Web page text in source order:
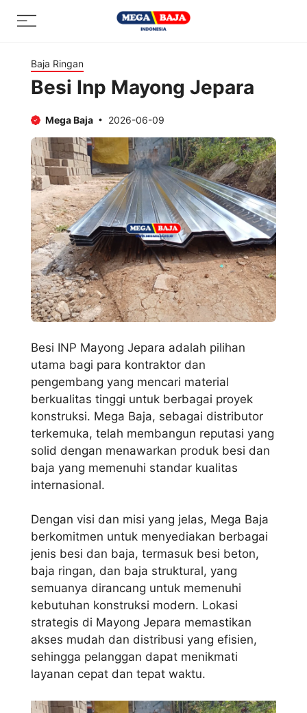
Menu
Baja Ringan
Besi Inp Mayong Jepara
Mega Baja 2026-06-09
Besi INP Mayong Jepara adalah pilihan
utama bagi para kontraktor dan
pengembang yang mencari material
berkualitas tinggi untuk berbagai proyek
konstruksi. Mega Baja, sebagai distributor
terkemuka, telah membangun reputasi yang
solid dengan menawarkan produk besi dan
baja yang memenuhi standar kualitas
internasional.
Dengan visi dan misi yang jelas, Mega Baja
berkomitmen untuk menyediakan berbagai
jenis besi dan baja, termasuk besi beton,
baja ringan, dan baja struktural, yang
semuanya dirancang untuk memenuhi
kebutuhan konstruksi modern. Lokasi
strategis di Mayong Jepara memastikan
akses mudah dan distribusi yang efisien,
sehingga pelanggan dapat menikmati
layanan cepat dan tepat waktu.